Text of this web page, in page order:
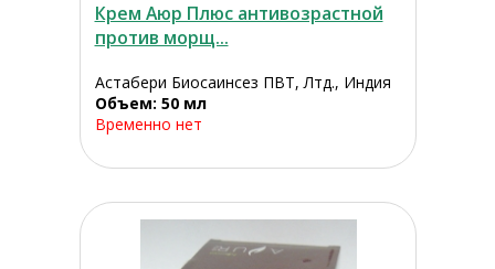
Крем Аюр Плюс антивозрастной
против морщ...
Астабери Биосаинсез ПВТ, Лтд., Индия
Объем: 50 мл
Временно нет